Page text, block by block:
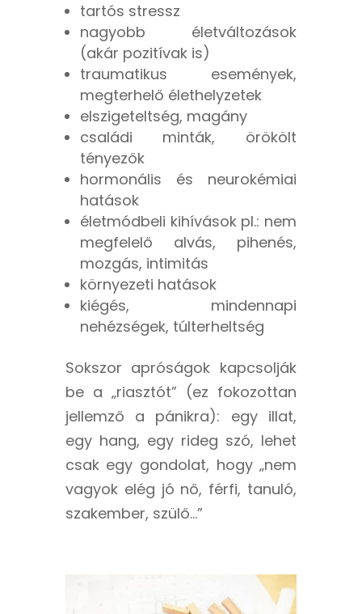
tartós stressz
nagyobb életváltozások
(akár pozitívak is)
traumatikus események,
megterhelő élethelyzetek
elszigeteltség, magány
családi minták, örökölt
tényezők
hormonális és neurokémiai
hatások
életmódbeli kihívások pl.: nem
megfelelő alvás, pihenés,
mozgás, intimitás
környezeti hatások
kiégés, mindennapi
nehézségek, túlterheltség
Sokszor apróságok kapcsolják
be a „riasztót” (ez fokozottan
jellemző a pánikra): egy illat,
egy hang, egy rideg szó, lehet
csak egy gondolat, hogy „nem
vagyok elég jó nő, férfi, tanuló,
szakember, szülő…”